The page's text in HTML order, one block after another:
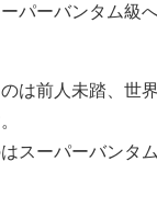
パーバンタム級
は前人未踏、世
スーパーバンタ